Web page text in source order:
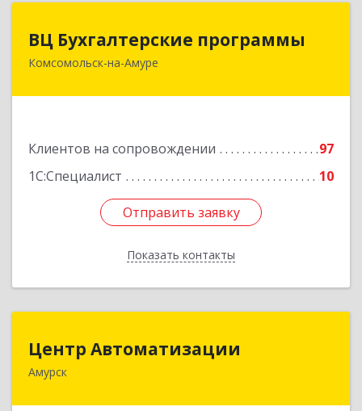
ВЦ Бухгалтерские программы
Комсомольск-на-Амуре
Клиентов на сопровождении
97
1С:Специалист
10
Отправить заявку
Показать контакты
681000, Хабаровский край, Комсомольск-на-
Отправить заявку
Назад
Центр Автоматизации
Амурск
682640, Хабаровский край, Амурск г, Мира пр-